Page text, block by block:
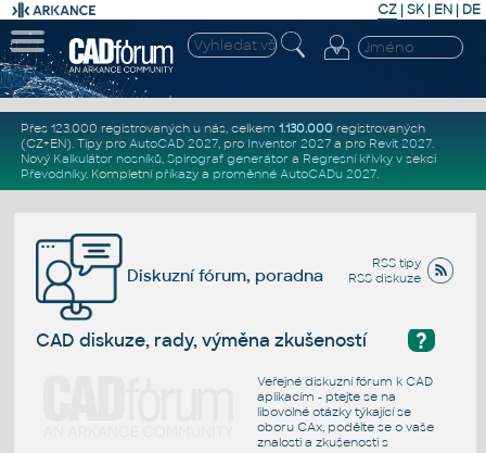
CZ | SK| EN | DE
Přes 123.000 registrovaných u nás, celkem 1.130.000registrovaných
(CZ+EN). Tipy pro AutoCAD 2027, pro Inventor 2027a pro Revit 2027.
Nový Kalkulátor nosníků, Spirograf generátor a Regresní křivkyv sekci
Převodníky. Kompletní příkazya proměnné AutoCADu 2027.
RSS tipy
RSS diskuze
Diskuzní fórum, poradna
?
CAD diskuze, rady, výměna zkušeností
Veřejné diskuzní fórum k CAD
aplikacím - ptejte se na
libovolné otázky týkající se
oboru CAx, podělte se o vaše
znalosti a zkušenosti s